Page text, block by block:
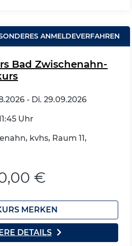
ANMELDEVERFAHREN
Bad Zwischenahn-
- Di. 29.09.2026
Uhr
kvhs, Raum 11,
€
MERKEN
DETAILS